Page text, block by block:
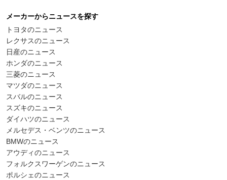
メーカーからニュースを探す
トヨタのニュース
レクサスのニュース
日産のニュース
ホンダのニュース
三菱のニュース
マツダのニュース
スバルのニュース
スズキのニュース
ダイハツのニュース
メルセデス・ベンツのニュース
BMWのニュース
アウディのニュース
フォルクスワーゲンのニュース
ポルシェのニュース